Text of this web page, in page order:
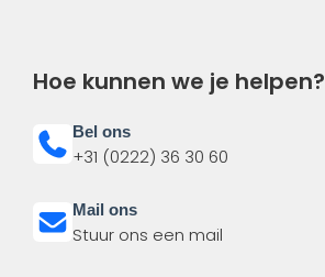
Hoe kunnen we je helpen?
Bel ons
+31 (0222) 36 30 60
Mail ons
Stuur ons een mail